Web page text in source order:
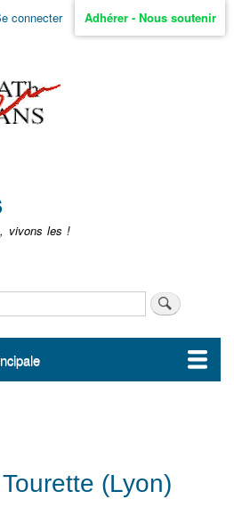
Aller
connecter Adhérer - Nous soutenir
vivons les !
(Lyon)